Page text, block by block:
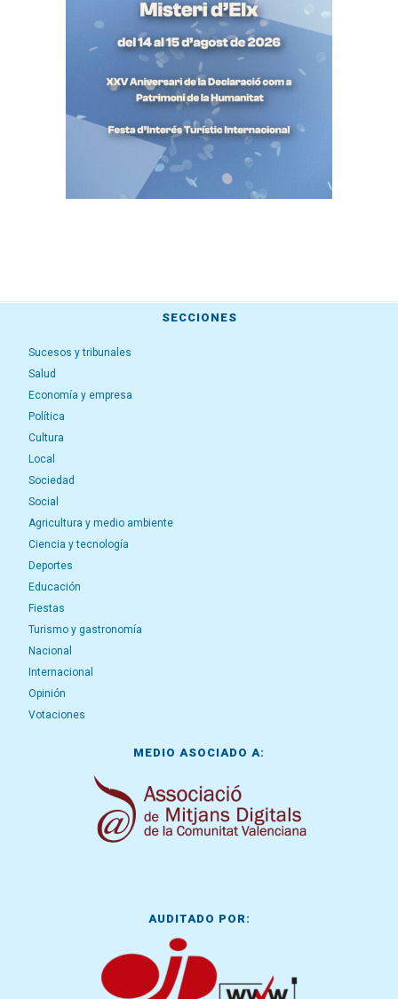
SECCIONES
Sucesos y tribunales
Salud
Economía y empresa
Política
Cultura
Local
Sociedad
Social
Agricultura y medio ambiente
Ciencia y tecnología
Deportes
Educación
Fiestas
Turismo y gastronomía
Nacional
Internacional
Opinión
Votaciones
MEDIO ASOCIADO A:
AUDITADO POR: